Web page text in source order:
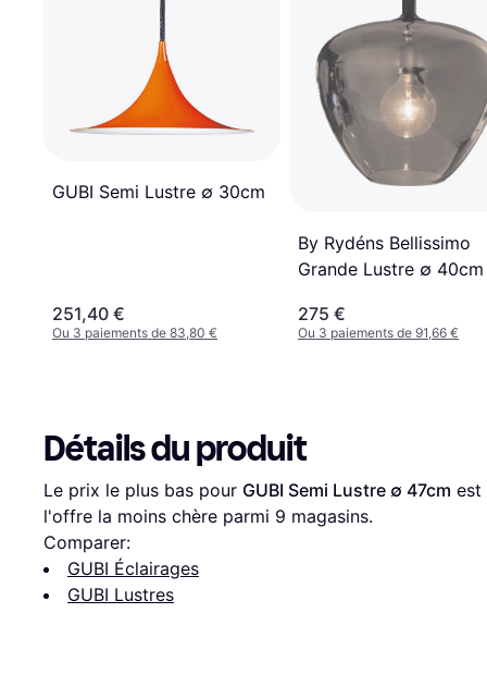
GUBI Semi Lustre ∅ 30cm
251,40 €
Ou 3 paiements de 83,80 €
By Rydéns Bellissimo
Grande Lustre ∅ 40cm
275 €
Ou 3 paiements de 91,66 €
Détails du produit
Le prix le plus bas pour GUBI Semi Lustre ∅ 47cm est
l'offre la moins chère parmi 9 magasins.
Comparer:
GUBI Éclairages
GUBI Lustres